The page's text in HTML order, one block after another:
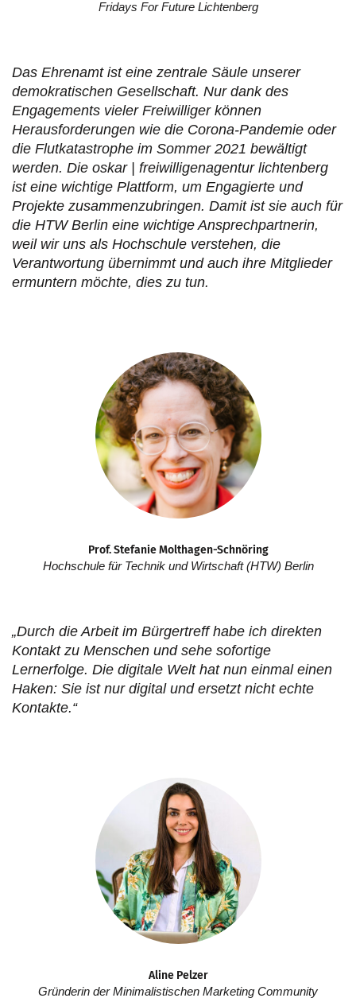
Fridays For Future Lichtenberg
Das Ehrenamt ist eine zentrale Säule unserer
demokratischen Gesellschaft. Nur dank des
Engagements vieler Freiwilliger können
Herausforderungen wie die Corona-Pandemie oder
die Flutkatastrophe im Sommer 2021 bewältigt
werden. Die oskar | freiwilligenagentur lichtenberg
ist eine wichtige Plattform, um Engagierte und
Projekte zusammenzubringen. Damit ist sie auch für
die HTW Berlin eine wichtige Ansprechpartnerin,
weil wir uns als Hochschule verstehen, die
Verantwortung übernimmt und auch ihre Mitglieder
ermuntern möchte, dies zu tun.
Prof. Stefanie Molthagen-Schnöring
Hochschule für Technik und Wirtschaft (HTW) Berlin
„Durch die Arbeit im Bürgertreff habe ich direkten
Kontakt zu Menschen und sehe sofortige
Lernerfolge. Die digitale Welt hat nun einmal einen
Haken: Sie ist nur digital und ersetzt nicht echte
Kontakte.“
Aline Pelzer
Gründerin der Minimalistischen Marketing Community